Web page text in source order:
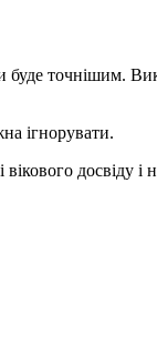
точнішим.
ігнорувати.
досвіду